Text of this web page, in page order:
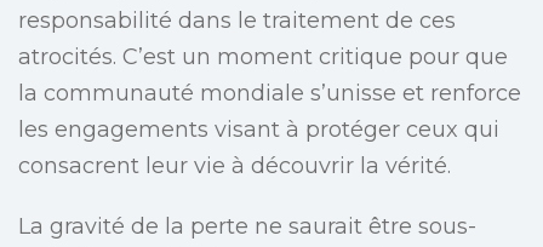
responsabilité dans le traitement de ces
atrocités. C’est un moment critique pour que
la communauté mondiale s’unisse et renforce
les engagements visant à protéger ceux qui
consacrent leur vie à découvrir la vérité.
La gravité de la perte ne saurait être sous-